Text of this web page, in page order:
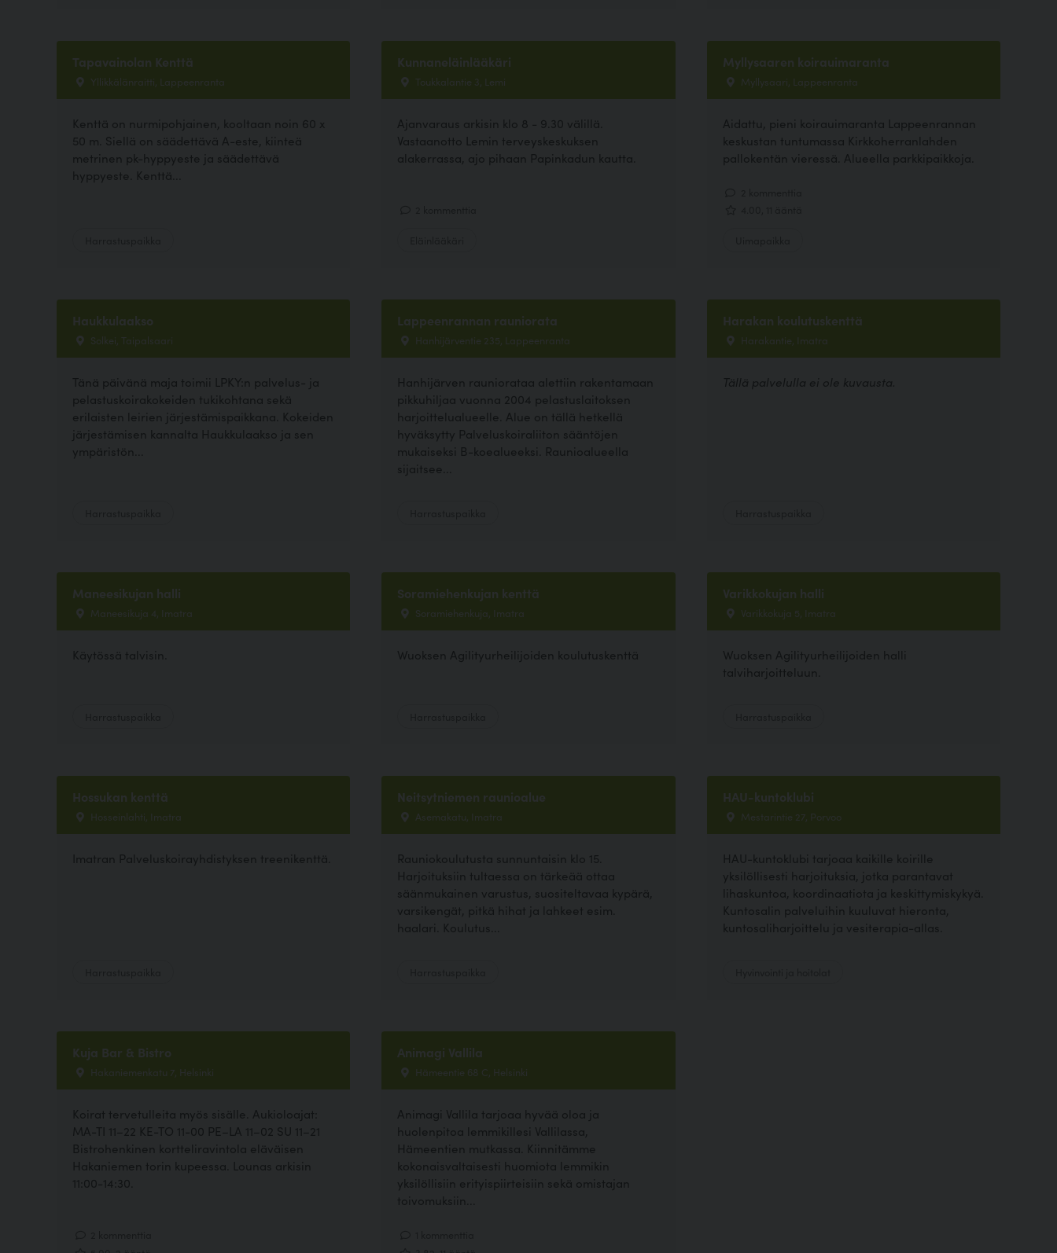
Tapavainolan Kenttä
Yllikkälänraitti, Lappeenranta
Kenttä on nurmipohjainen, kooltaan noin 60 x
50 m. Siellä on säädettävä A-este, kiinteä
metrinen pk-hyppyeste ja säädettävä
hyppyeste. Kenttä...
Kunnaneläinlääkäri
Toukkalantie 3, Lemi
Ajanvaraus arkisin klo 8 - 9.30 välillä.
Vastaanotto Lemin terveyskeskuksen
alakerrassa, ajo pihaan Papinkadun kautta.
Myllysaaren koirauimaranta
Myllysaari, Lappeenranta
Aidattu, pieni koirauimaranta Lappeenrannan
keskustan tuntumassa Kirkkoherranlahden
pallokentän vieressä. Alueella parkkipaikkoja.
Haukkulaakso
Solkei, Taipalsaari
Tänä päivänä maja toimii LPKY:n palvelus- ja
pelastuskoirakokeiden tukikohtana sekä
erilaisten leirien järjestämispaikkana. Kokeiden
järjestämisen kannalta Haukkulaakso ja sen
ympäristön...
Lappeenrannan rauniorata
Hanhijärventie 235, Lappeenranta
Hanhijärven rauniorataa alettiin rakentamaan
pikkuhiljaa vuonna 2004 pelastuslaitoksen
harjoittelualueelle. Alue on tällä hetkellä
hyväksytty Palveluskoiraliiton sääntöjen
mukaiseksi B-koealueeksi. Raunioalueella
sijaitsee...
Harakan koulutuskenttä
Harakantie, Imatra
Tällä palvelulla ei ole kuvausta.
Maneesikujan halli
Maneesikuja 4, Imatra
Käytössä talvisin.
Soramiehenkujan kenttä
Soramiehenkuja, Imatra
Wuoksen Agilityurheilijoiden koulutuskenttä
Varikkokujan halli
Varikkokuja 5, Imatra
Wuoksen Agilityurheilijoiden halli
talviharjoitteluun.
Hossukan kenttä
Hosseinlahti, Imatra
Imatran Palveluskoirayhdistyksen treenikenttä.
Neitsytniemen raunioalue
Asemakatu, Imatra
Rauniokoulutusta sunnuntaisin klo 15.
Harjoituksiin tultaessa on tärkeää ottaa
säänmukainen varustus, suositeltavaa kypärä,
varsikengät, pitkä hihat ja lahkeet esim.
haalari. Koulutus...
HAU-kuntoklubi
Mestarintie 27, Porvoo
HAU-kuntoklubi tarjoaa kaikille koirille
yksilöllisesti harjoituksia, jotka parantavat
lihaskuntoa, koordinaatiota ja keskittymiskykyä.
Kuntosalin palveluihin kuuluvat hieronta,
kuntosaliharjoittelu ja vesiterapia-allas.
Kuja Bar & Bistro
Hakaniemenkatu 7, Helsinki
Koirat tervetulleita myös sisälle. Aukioloajat:
MA-TI 11–22 KE-TO 11-00 PE–LA 11–02 SU 11–21
Bistrohenkinen kortteliravintola eläväisen
Hakaniemen torin kupeessa. Lounas arkisin
11:00-14:30.
Animagi Vallila
Hämeentie 68 C, Helsinki
Animagi Vallila tarjoaa hyvää oloa ja
huolenpitoa lemmikillesi Vallilassa,
Hämeentien mutkassa. Kiinnitämme
kokonaisvaltaisesti huomiota lemmikin
yksilöllisiin erityispiirteisiin sekä omistajan
toivomuksiin...